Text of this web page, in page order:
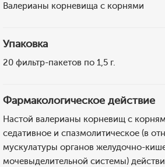
Валерианы корневища с корнями
Упаковка
20 фильтр-пакетов по 1,5 г.
Фармакологическое действие
Настой валерианы корневищ с
седативное и спазмолитическое (в
мускулатуры органов желудочно-
мочевыделительной системы)